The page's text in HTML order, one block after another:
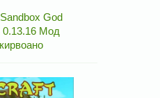
God
0.13.16 Мод